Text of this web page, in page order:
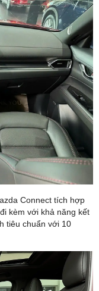
Connect tích hợp
kèm với khả năng kết
tiêu chuẩn với 10